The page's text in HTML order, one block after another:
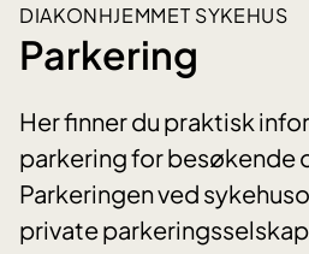
DIAKONHJEMMET SYKEHUS
Parkering
Her finner du praktisk
parkering for besøkende
Parkeringen ved
private